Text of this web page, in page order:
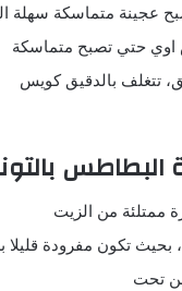
عجينة متماسكة سهلة
اوي حتي تصبح متماسكة
تتغلف بالدقيق كويس
تكون مفرودة قليلا
تحت